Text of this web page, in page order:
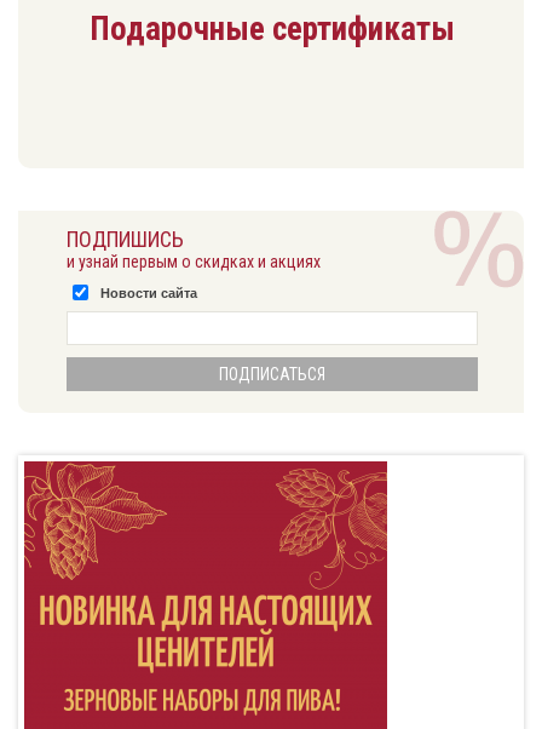
Подарочные сертификаты
ПОДПИШИСЬ
и узнай первым о скидках и акциях
Новости сайта